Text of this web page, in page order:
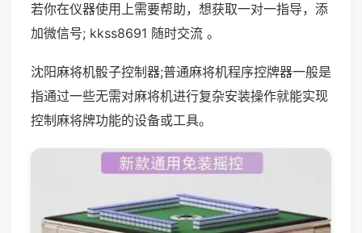
若你在仪器使用上需要帮助，想获取一对一指导，添
加微信号; kkss8691 随时交流 。
沈阳麻将机骰子控制器;普通麻将机程序控牌器一般是
指通过一些无需对麻将机进行复杂安装操作就能实现
控制麻将牌功能的设备或工具。